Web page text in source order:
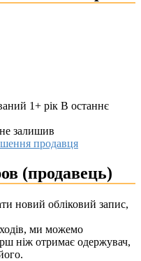
1+ рік В останнє
залишив
продавця
(продавець)
новий обліковий запис,
ми можемо
ніж отримає одержувач,